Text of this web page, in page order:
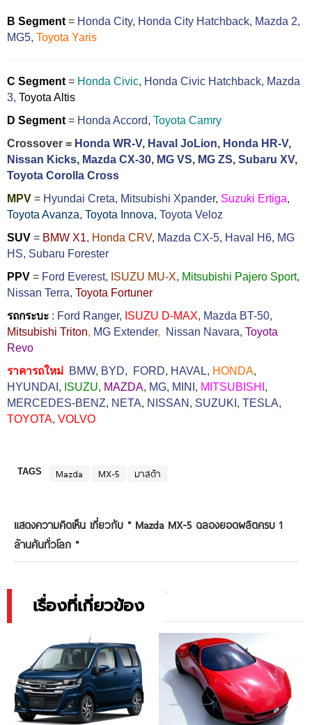
B Segment = Honda City, Honda City Hatchback, Mazda 2,
MG5, Toyota Yaris
C Segment = Honda Civic, Honda Civic Hatchback, Mazda
3, Toyota Altis
D Segment = Honda Accord, Toyota Camry
Crossover = Honda WR-V, Haval JoLion, Honda HR-V,
Nissan Kicks, Mazda CX-30, MG VS, MG ZS, Subaru XV,
Toyota Corolla Cross
MPV = Hyundai Creta, Mitsubishi Xpander, Suzuki Ertiga,
Toyota Avanza, Toyota Innova, Toyota Veloz
SUV = BMW X1, Honda CRV, Mazda CX-5, Haval H6, MG
HS, Subaru Forester
PPV = Ford Everest, ISUZU MU-X, Mitsubishi Pajero Sport,
Nissan Terra, Toyota Fortuner
รถกระบะ : Ford Ranger, ISUZU D-MAX, Mazda BT-50,
Mitsubishi Triton, MG Extender, Nissan Navara, Toyota
Revo
ราคารถใหม่ BMW, BYD, FORD, HAVAL, HONDA,
HYUNDAI , ISUZU, MAZDA, MG, MINI , MITSUBISHI ,
MERCEDES-BENZ, NETA, NISSAN , SUZUKI , TESLA,
TOYOTA, VOLVO
TAGS Mazda MX-5 มาสด้า
แสดงความคิดเห็น เกี่ยวกับ " Mazda MX-5 ฉลองยอดผลิตครบ 1
ล้านคันทั่วโลก "
เรื่องที่เกี่ยวข้อง